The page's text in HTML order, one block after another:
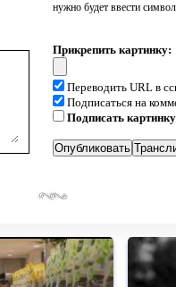
нужно будет ввести
Прикрепить картинку:
Переводить URL в
Подписаться на
Подписать картинку